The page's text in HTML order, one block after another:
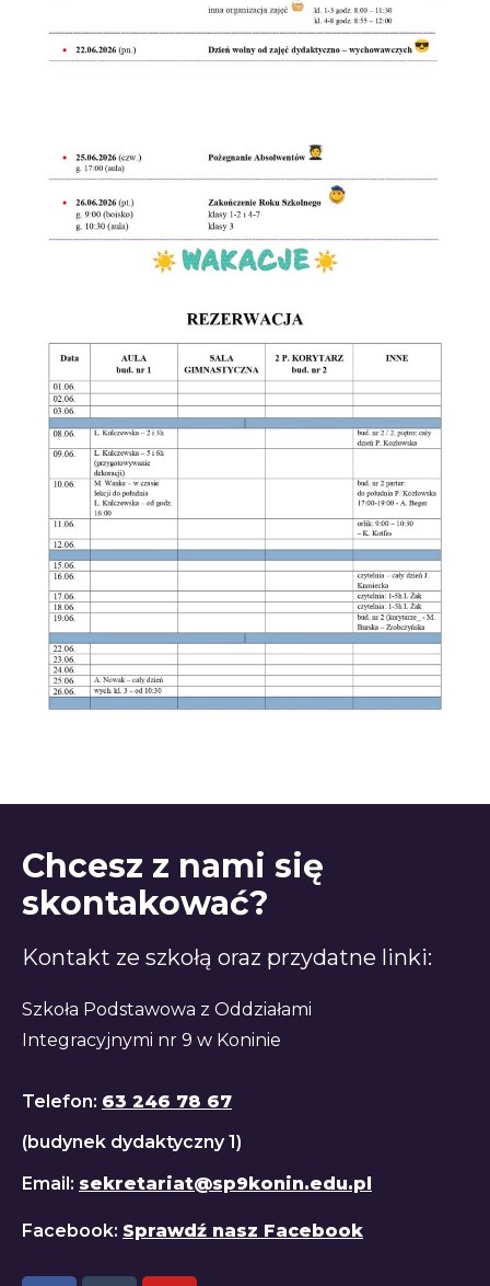
Chcesz z nami się
skontakować?
Kontakt ze szkołą oraz przydatne linki:
Szkoła Podstawowa z Oddziałami
Integracyjnymi nr 9 w Koninie
Telefon: 63 246 78 67
(budynek dydaktyczny 1)
Email: sekretariat@sp9konin.edu.pl
Facebook: Sprawdź nasz Facebook